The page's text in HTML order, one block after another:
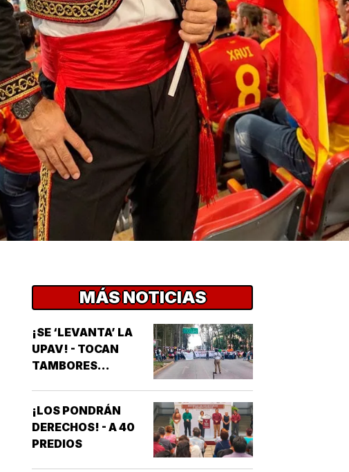
MÁS NOTICIAS
¡SE ‘LEVANTA’ LA
UPAV! - TOCAN
TAMBORES...
¡LOS PONDRÁN
DERECHOS! - A 40
PREDIOS